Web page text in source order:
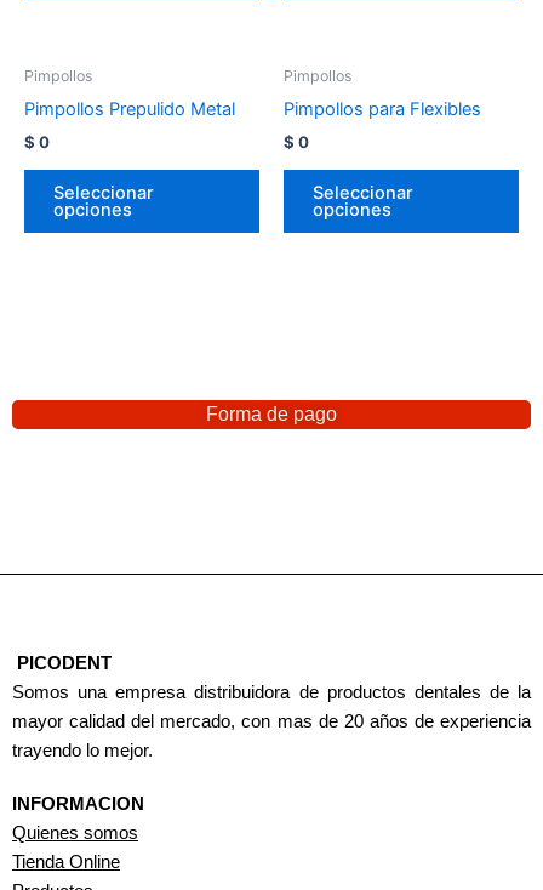
Pimpollos
Pimpollos Prepulido Metal
$ 0
Seleccionar
opciones
Pimpollos
Pimpollos para Flexibles
$ 0
Seleccionar
opciones
Forma de pago
PICODENT
Somos una empresa distribuidora de productos dentales de la
mayor calidad del mercado, con mas de 20 años de experiencia
trayendo lo mejor.
INFORMACION
Quienes somos
Tienda Online